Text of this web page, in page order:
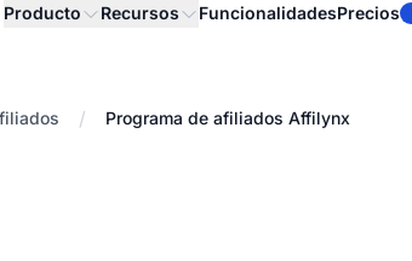
Producto Recursos FuncionalidadesPrecios
/ Programa de afiliados Affilynx